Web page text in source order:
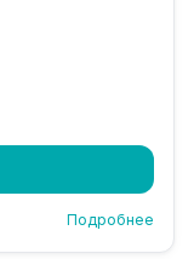
Подробнее